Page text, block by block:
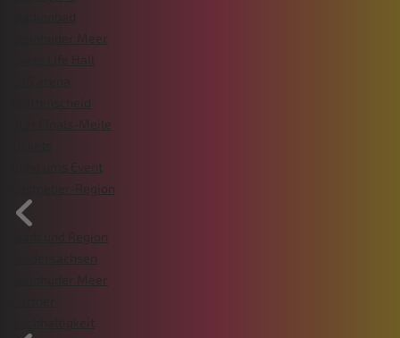
Steinhuder Meer
Swiss Life Hall
Wattenscheid
VGH Finals-Meile
Rund ums Event
Gastgeber-Region
Stadt und Region
Niedersachsen
Steinhuder Meer
Nachhaltigkeit